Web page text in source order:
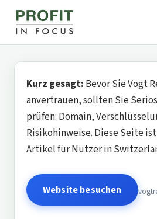
Kurz gesagt: Bevor Sie Vogt
anvertrauen, sollten Sie
prüfen: Domain,
Risikohinweise. Diese Seite
Artikel für Nutzer in
Website besuchen